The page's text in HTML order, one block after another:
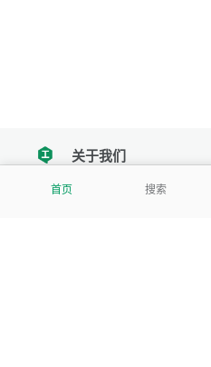
首页 搜索
tencent关于我们
我们努力把每一个工具做成批量处